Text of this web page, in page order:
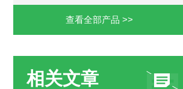
查看全部产品 >>
相关文章